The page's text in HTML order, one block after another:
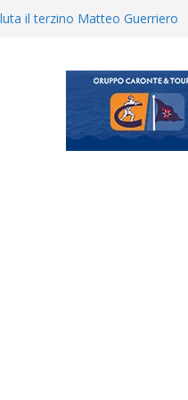
il progetto Messina. “La
ma non chi siamo”
i gironi 2026/27. Due
si alzano i ritmi tra lavoro